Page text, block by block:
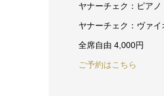
ヤナーチェク：ピアノ
ヤナーチェク：ヴァ
全席自由 4,000円
ご予約はこちら